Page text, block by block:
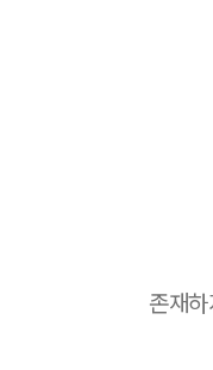
존재